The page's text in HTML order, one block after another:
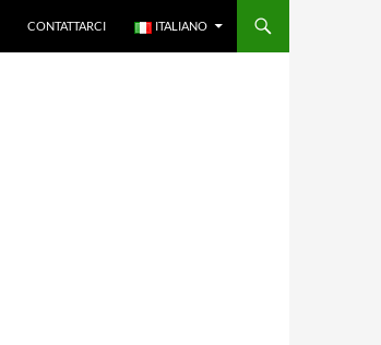
CONTATTARCI ITALIANO